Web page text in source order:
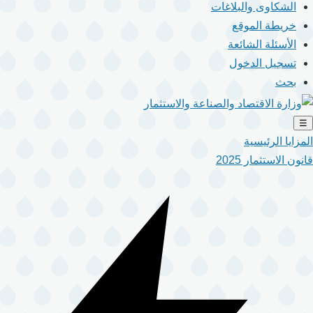
الشكاوى والبلاغات
خريطة الموقع
الأسئلة الشائعة
تسجيل الدخول
بحث
☰
المزايا الرئيسية
قانون الاستثمار 2025